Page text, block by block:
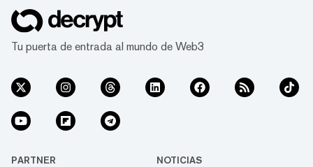
Tu puerta de entrada al mundo de Web3
PARTNER NOTICIAS